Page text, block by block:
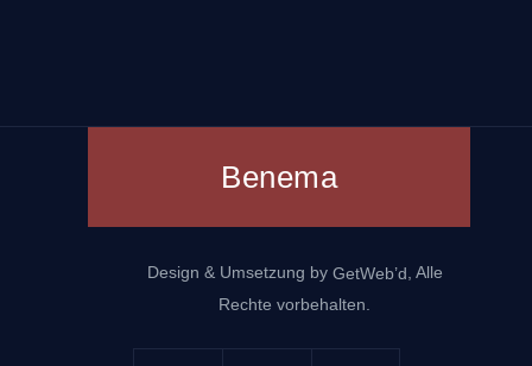
Benema
Design & Umsetzung by GetWeb’d , Alle
Rechte vorbehalten.